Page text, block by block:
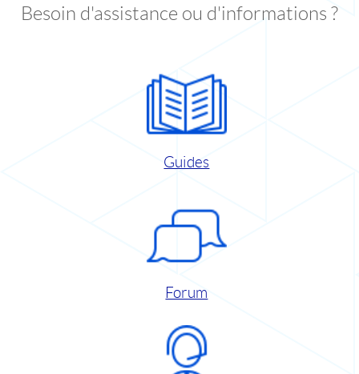
Besoin d'assistance ou d'informations ?
Guides
Forum